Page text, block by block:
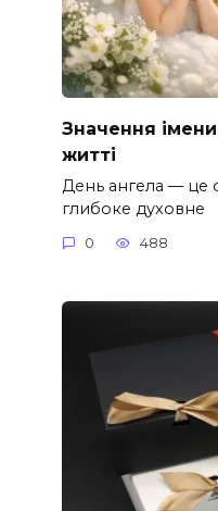
Значення
житті
День ангела — це
глибоке духовне
0 488